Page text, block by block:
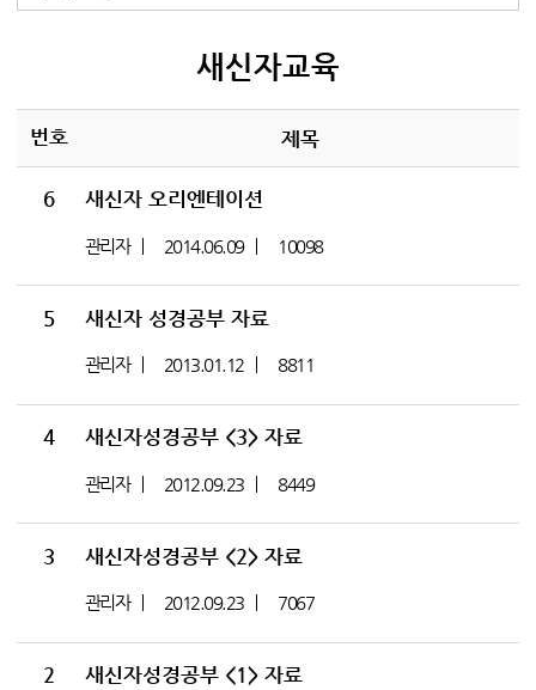
새신자교육
번호 제목
6 새신자 오리엔테이션
관리자 2014.06.09 10098
5 새신자 성경공부 자료
관리자 2013.01.12 8811
4 새신자성경공부 <3> 자료
관리자 2012.09.23 8449
3 새신자성경공부 <2> 자료
관리자 2012.09.23 7067
2 새신자성경공부 <1> 자료